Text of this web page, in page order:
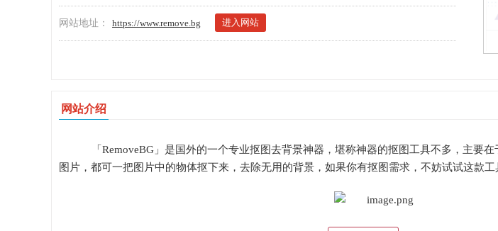
网站地址： https://www.remove.bg 进入网站
网站介绍
「RemoveBG」是国外的一个专业抠图去背景神器，堪称神器的抠图工具不多，主要
图片，都可一把图片中的物体抠下来，去除无用的背景，如果你有抠图需求，不妨试试这款工